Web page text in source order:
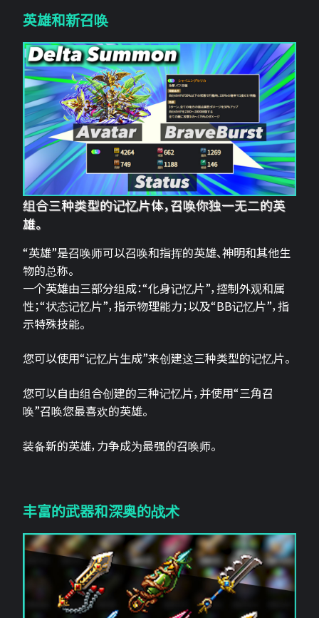
英雄和新召唤
组合三种类型的记忆片体，召唤你独一无二的英
雄。
“英雄”是召唤师可以召唤和指挥的英雄、神明和其他生
物的总称。
一个英雄由三部分组成：“化身记忆片”，控制外观和属
性；“状态记忆片”，指示物理能力；以及“BB记忆片”，指
示特殊技能。
您可以使用“记忆片生成”来创建这三种类型的记忆片。
您可以自由组合创建的三种记忆片，并使用“三角召
唤”召唤您最喜欢的英雄。
装备新的英雄，力争成为最强的召唤师。
丰富的武器和深奥的战术